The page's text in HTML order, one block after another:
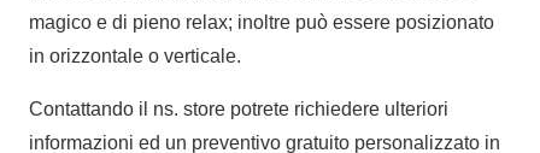
magico e di pieno relax; inoltre può essere posizionato
in orizzontale o verticale.
Contattando il ns. store potrete richiedere ulteriori
informazioni ed un preventivo gratuito personalizzato in